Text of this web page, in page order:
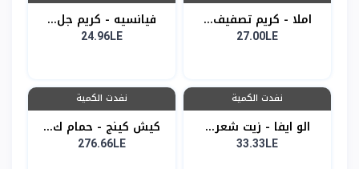
املا - كريم تصفيف...
27.00LE
فيانسيه - كريم جل...
24.96LE
نفدت الكمية
الو ايفا - زيت شعر...
33.33LE
نفدت الكمية
كيش كينج - حمام ك...
276.66LE